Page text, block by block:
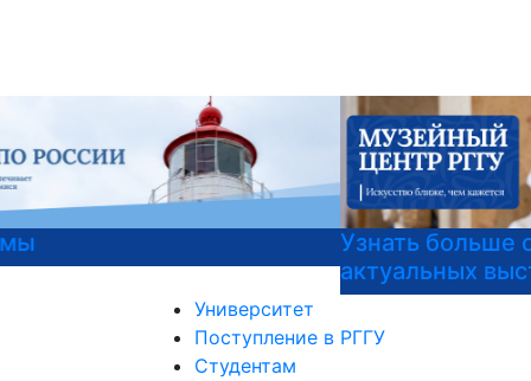
Узнать больше о музейных экспонатах и
актуальных выставках
Университет
Поступление в РГГУ
Студентам